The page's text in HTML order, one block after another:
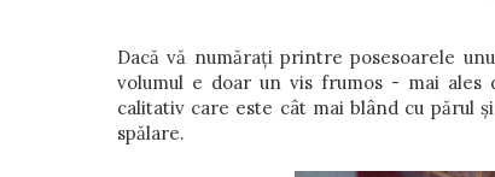
Dacă vă numărați printre posesoarele
volumul e doar un vis frumos - mai ales
calitativ care este cât mai blând cu părul
spălare.